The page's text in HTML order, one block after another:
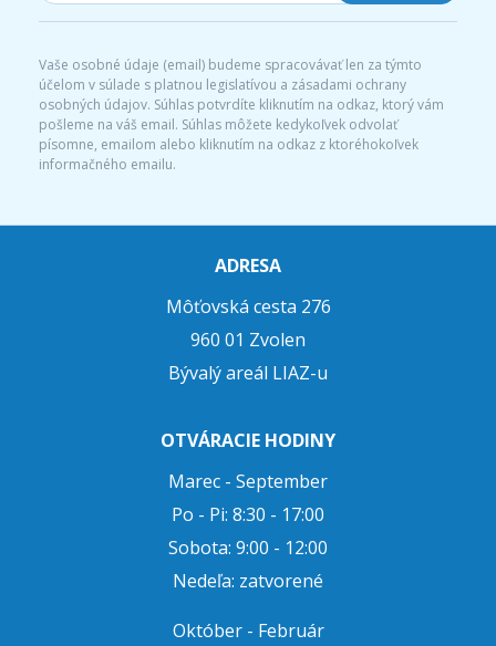
Vaše osobné údaje (email) budeme spracovávať len za týmto
účelom v súlade s platnou legislatívou a zásadami ochrany
osobných údajov. Súhlas potvrdíte kliknutím na odkaz, ktorý vám
pošleme na váš email. Súhlas môžete kedykoľvek odvolať
písomne, emailom alebo kliknutím na odkaz z ktoréhokoľvek
informačného emailu.
ADRESA
Môťovská cesta 276
960 01 Zvolen
Bývalý areál LIAZ-u
OTVÁRACIE HODINY
Marec - September
Po - Pi: 8:30 - 17:00
Sobota: 9:00 - 12:00
Nedeľa: zatvorené
Október - Február